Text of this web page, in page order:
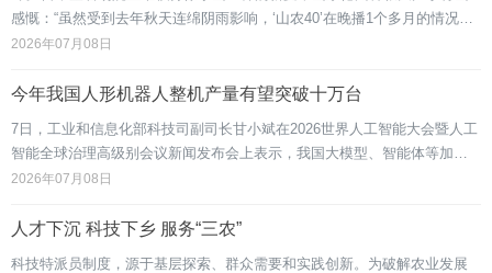
感慨：“虽然受到去年秋天连绵阴雨影响，‘山农40’在晚播1个多月的情况
下，仍然实现了丰产。”高产源于德州在“吨半粮”建设上的持续深耕。“吨半
和玉米两季粮食总产量达到1500公斤。
2026年07月08日
今年我国人形机器人整机产量有望突破十万台
7日，工业和信息化部科技司副司长甘小斌在2026世界人工智能大会暨人工
智能全球治理高级别会议新闻发布会上表示，我国大模型、智能体等加速
迭代，今年人形机器人全年整机产量有望突破10万台。当前，人工智能这
我国规上工业企业人工智能应用普及率已超30%，工业和信息化部正会同
2026年07月08日
人才下沉 科技下乡 服务“三农”
科技特派员制度，源于基层探索、群众需要和实践创新。为破解农业发展